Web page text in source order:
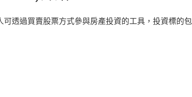
可透過買賣股票方式參與房產投資的工具，投資標的